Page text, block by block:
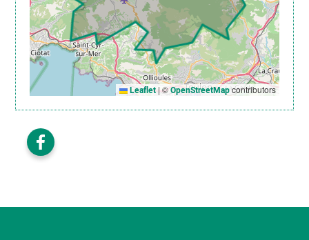
Leaflet|©OpenStreetMapcontributors